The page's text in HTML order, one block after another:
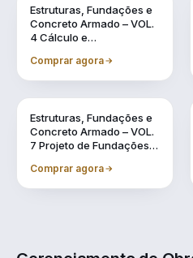
Estruturas, Fundações e
Concreto Armado – VOL.
4 Cálculo e
Estruturas Pré-
Fabricadas
Comprar agora
Estruturas, Fundações e
Concreto Armado – VOL.
7 Projeto de Fundações
Comprar agora